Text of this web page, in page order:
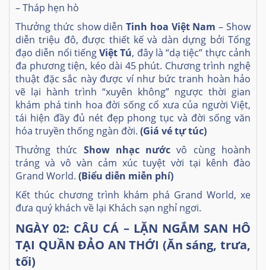
– Tháp hẹn hò
Thưởng thức show diễnTinh hoa Việt Nam – Show
diễn triệu đô, được thiết kế và dàn dựng bởi Tổng
đạo diễn nổi tiếngViệt Tú, đây là “dạ tiệc” thực cảnh
đa phương tiện, kéo dài 45 phút. Chương trình nghệ
thuật đặc sắc này được ví như bức tranh hoàn hảo
vẽ lại hành trình “xuyên không” ngược thời gian
khám phá tinh hoa đời sống cổ xưa của người Việt,
tái hiện đầy đủ nét đẹp phong tục và đời sống văn
hóa truyền thống ngàn đời. (Giá vé tự túc)
Thưởng thức Show nhạc nước vô cùng hoành
tráng và vô vàn cảm xúc tuyệt vời tại kênh đào
Grand World. (Biểu diễn miễn phí)
Kết thúc chương trình khám phá Grand World, xe
đưa quý khách về lại Khách sạn nghỉ ngơi.
NGÀY 02: CÂU CÁ – LẶN NGẮM SAN HÔ
TẠI QUẦN ĐẢO AN THỚI (Ăn sáng, trưa,
tối)